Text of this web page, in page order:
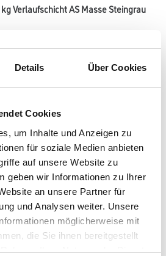
Details Über Cookies
Cookies
um Inhalte und Anzeigen zu
für soziale Medien anbieten
auf unsere Website zu
geben wir Informationen zu Ihrer
an unsere Partner für
und Analysen weiter. Unsere
möglicherweise mit
die Sie ihnen bereitgestellt
Ihrer Nutzung der Dienste
Verlaufschicht AS Masse Steingrau